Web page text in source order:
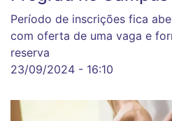
Período de inscrições fica
com oferta de uma vaga e
reserva
23/09/2024 - 16:10